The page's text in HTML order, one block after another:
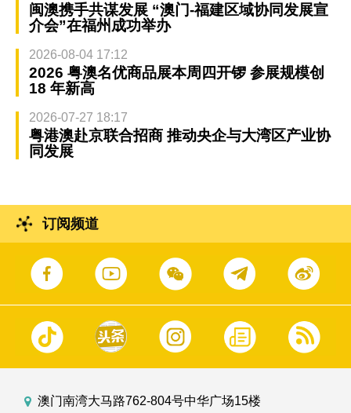
闽澳携手共谋发展 “澳门-福建区域协同发展宣
介会”在福州成功举办
2026-08-04 17:12
2026 粤澳名优商品展本周四开锣 参展规模创
18 年新高
2026-07-27 18:17
粤港澳赴京联合招商 推动央企与大湾区产业协
同发展
订阅频道
澳门南湾大马路762-804号中华广场15楼